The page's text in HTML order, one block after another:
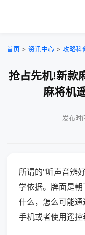
首页 > 资讯中心 > 攻略科
抢占先机!新款
麻将机
发布时
所谓的"听声音辨
学依据。牌面是
什么，怎么可能
手机或者使用遥控